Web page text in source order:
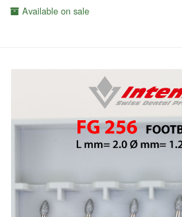
Available on sale